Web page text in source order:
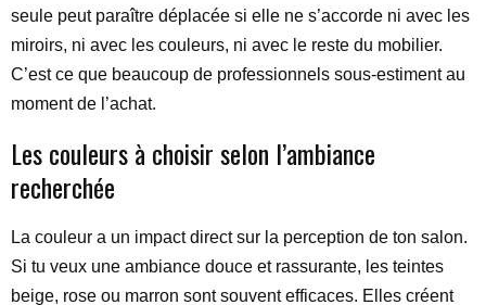
seule peut paraître déplacée si elle ne s’accorde ni avec les
miroirs, ni avec les couleurs, ni avec le reste du mobilier.
C’est ce que beaucoup de professionnels sous-estiment au
moment de l’achat.
Les couleurs à choisir selon l’ambiance
recherchée
La couleur a un impact direct sur la perception de ton salon.
Si tu veux une ambiance douce et rassurante, les teintes
beige, rose ou marron sont souvent efficaces. Elles créent